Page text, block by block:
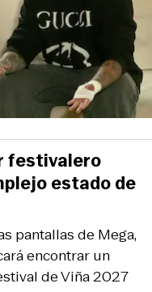
pantallas de Mega,
encontrar un
de Viña 2027
festivalero
estado de